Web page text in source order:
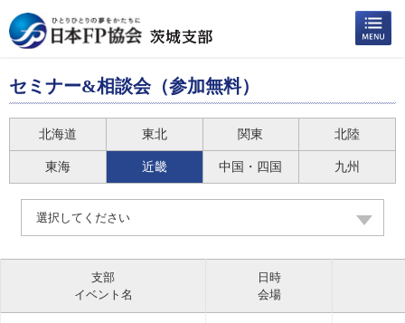
セミナー&相談会（参加無料）
北海道 東北 関東 北陸
東海 近畿 中国・四国 九州
選択してください
支部
イベント名
日時
会場